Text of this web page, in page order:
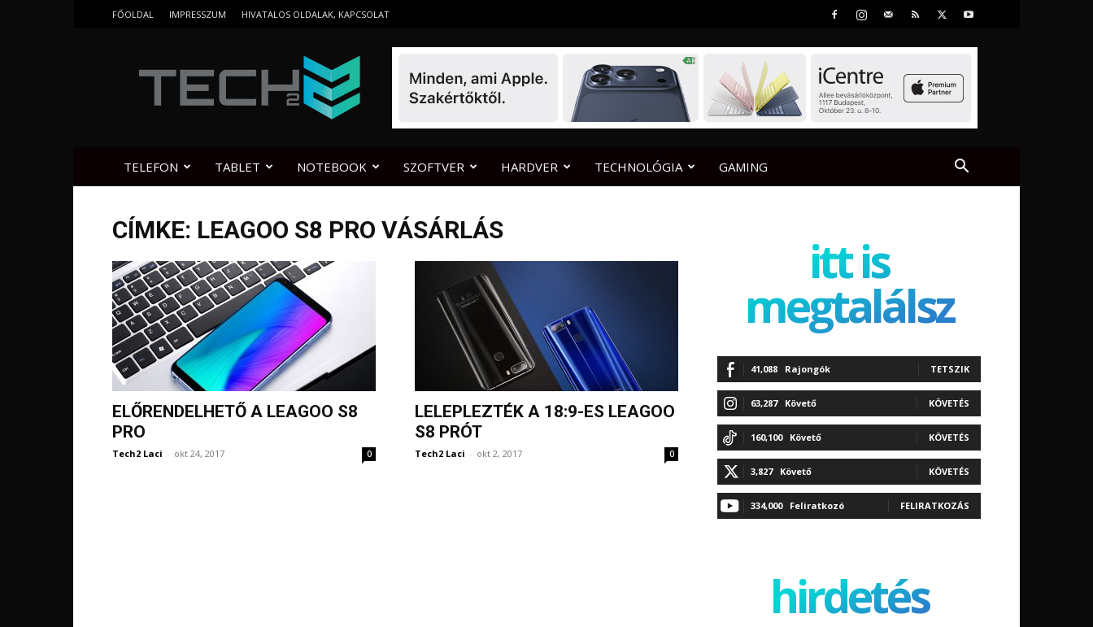
FŐOLDAL IMPRESSZUM HIVATALOS OLDALAK, KAPCSOLAT
TELEFON TABLET NOTEBOOK SZOFTVER HARDVER TECHNOLÓGIA GAMING
CÍMKE: LEAGOO S8 PRO VÁSÁRLÁS
ELŐRENDELHETŐ A LEAGOO S8
PRO
Tech2 Laci - okt 24, 2017 0
LELEPLEZTÉK A 18:9-ES LEAGOO
S8 PRÓT
Tech2 Laci - okt 2, 2017 0
itt is
megtalálsz
41,088 Rajongók TETSZIK
63,287 Követő KÖVETÉS
160,100 Követő KÖVETÉS
3,827 Követő KÖVETÉS
334,000 Feliratkozó FELIRATKOZÁS
hirdetés